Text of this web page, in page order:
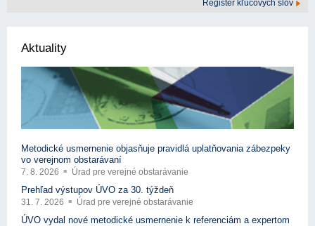
Register kľúčových slov
Aktuality
Metodické usmernenie objasňuje pravidlá uplatňovania zábezpeky
vo verejnom obstarávaní
7. 8. 2026 Úrad pre verejné obstarávanie
Prehľad výstupov ÚVO za 30. týždeň
31. 7. 2026 Úrad pre verejné obstarávanie
ÚVO vydal nové metodické usmernenie k referenciám a expertom